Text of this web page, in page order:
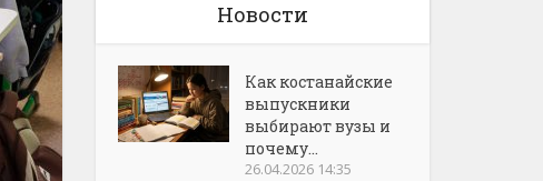
Новости
Как костанайские
выпускники
выбирают вузы и
почему...
26.04.2026 14:35